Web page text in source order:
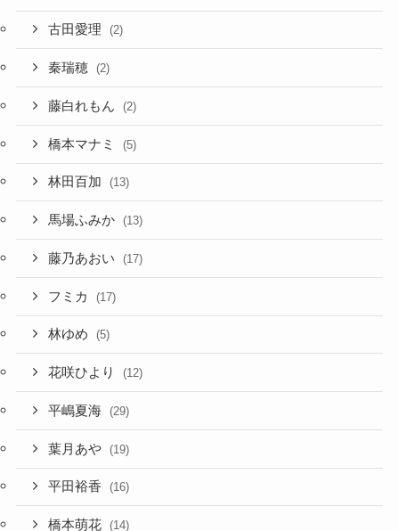
古田愛理 (2)
秦瑞穂 (2)
藤白れもん (2)
橋本マナミ (5)
林田百加 (13)
馬場ふみか (13)
藤乃あおい (17)
フミカ (17)
林ゆめ (5)
花咲ひより (12)
平嶋夏海 (29)
葉月あや (19)
平田裕香 (16)
橋本萌花 (14)